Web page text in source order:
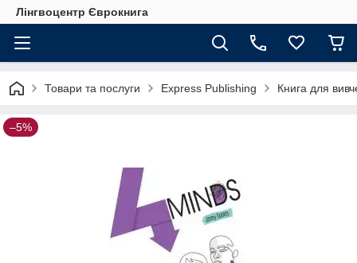
Лінгвоцентр Єврокнига
Товари та послуги Express Publishing Книга для
–5%